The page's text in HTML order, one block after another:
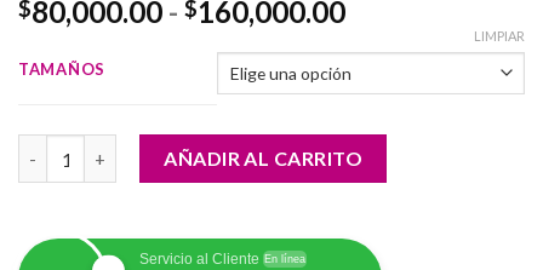
$80,000.00 - $160,000.00Rango
precios:
desde
$80,000.00
hasta
$160,000.00
TAMAÑOS
LIMPIAR
Bouquet Tropico cantidadAÑADIR AL CARRITO
Servicio al Cliente En línea